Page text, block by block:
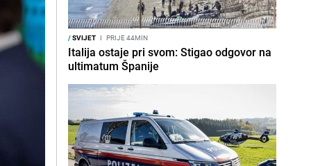
/SVIJET I PRIJE 44MIN
Italija ostaje pri svom: Stigao odgovor na
ultimatum Španije